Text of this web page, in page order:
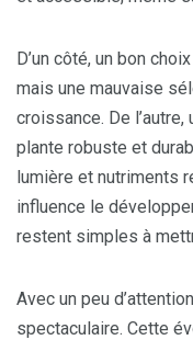
D’un côté, un bon
mais une mauvaise
croissance. De
plante robuste et
lumière et nutriments
influence le
restent simples à
Avec un peu
spectaculaire. Cette